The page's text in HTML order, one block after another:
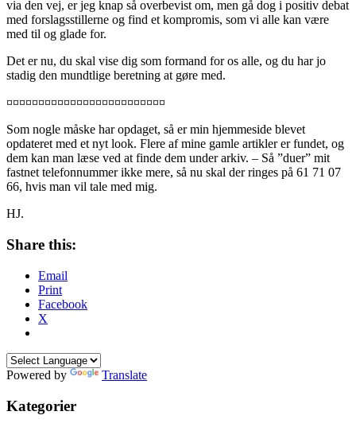
via den vej, er jeg knap så overbevist om, men gå dog i positiv debat
med forslagsstillerne og find et kompromis, som vi alle kan være
med til og glade for.
Det er nu, du skal vise dig som formand for os alle, og du har jo
stadig den mundtlige beretning at gøre med.
¤¤¤¤¤¤¤¤¤¤¤¤¤¤¤¤¤¤¤¤¤¤¤¤¤
Som nogle måske har opdaget, så er min hjemmeside blevet
opdateret med et nyt look. Flere af mine gamle artikler er fundet, og
dem kan man læse ved at finde dem under arkiv. – Så ”duer” mit
fastnet telefonnummer ikke mere, så nu skal der ringes på 61 71 07
66, hvis man vil tale med mig.
HJ.
Share this:
Email
Print
Facebook
X
Powered by Translate
Kategorier